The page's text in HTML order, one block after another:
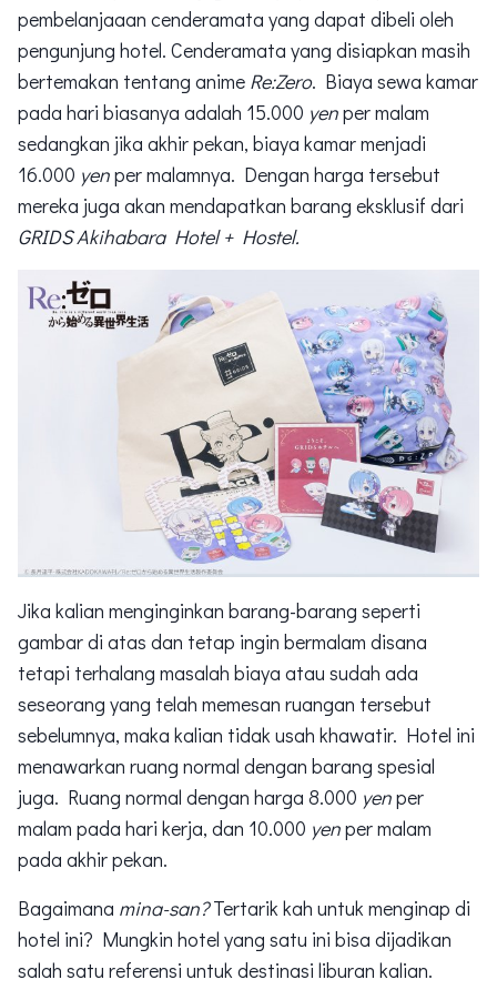
pembelanjaaan cenderamata yang dapat dibeli oleh
pengunjung hotel. Cenderamata yang disiapkan masih
bertemakan tentang anime Re:Zero. Biaya sewa kamar
pada hari biasanya adalah 15.000 yenper malam
sedangkan jika akhir pekan, biaya kamar menjadi
16.000 yenper malamnya. Dengan harga tersebut
mereka juga akan mendapatkan barang eksklusif dari
GRIDS Akihabara Hotel + Hostel.
Jika kalian menginginkan barang-barang seperti
gambar di atas dan tetap ingin bermalam disana
tetapi terhalang masalah biaya atau sudah ada
seseorang yang telah memesan ruangan tersebut
sebelumnya, maka kalian tidak usah khawatir. Hotel ini
menawarkan ruang normal dengan barang spesial
juga. Ruang normal dengan harga 8.000 yenper
malam pada hari kerja, dan 10.000 yenper malam
pada akhir pekan.
Bagaimana mina-san?Tertarik kah untuk menginap di
hotel ini? Mungkin hotel yang satu ini bisa dijadikan
salah satu referensi untuk destinasi liburan kalian.